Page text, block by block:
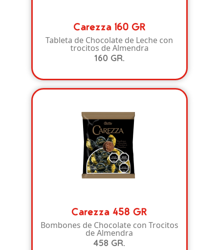
Carezza 160 GR
Tableta de Chocolate de Leche con
trocitos de Almendra
160 GR.
Carezza 458 GR
Bombones de Chocolate con Trocitos
de Almendra
458 GR.